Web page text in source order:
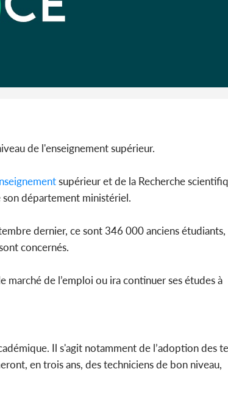
de l'enseignement supérieur.
supérieur et de la Recherche
département ministériel.
dernier, ce sont 346 000 anciens étudiants,
concernés.
de l’emploi ou ira continuer ses études à
Il s'agit notamment de l’adoption des
en trois ans, des techniciens de bon niveau,